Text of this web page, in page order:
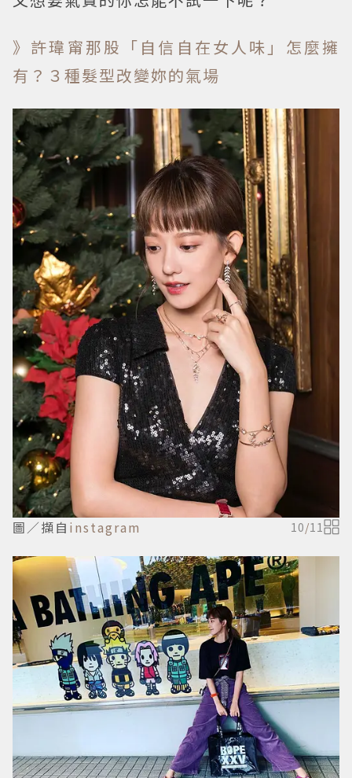
》許瑋甯那股「自信自在女人味」怎麼擁
有？３種髮型改變妳的氣場
圖／擷自 instagram 10/11